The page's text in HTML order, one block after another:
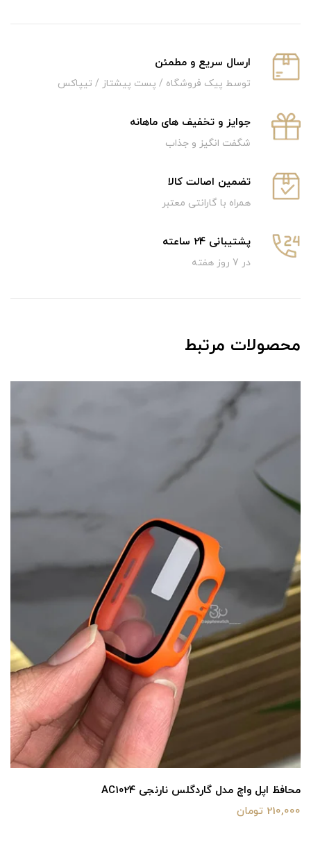
ارسال سریع و‌ مطمئن
توسط پیک فروشگاه / پست پیشتاز / تیپاکس
جوایز و تخفیف های ماهانه
شگفت انگیز و جذاب
تضمین اصالت کالا
همراه با گارانتی معتبر
پشتیبانی 24 ساعته
در 7 روز هفته
محصولات مرتبط
محافظ اپل واچ مدل گاردگلس نارنجی AC1024
210,000 تومان